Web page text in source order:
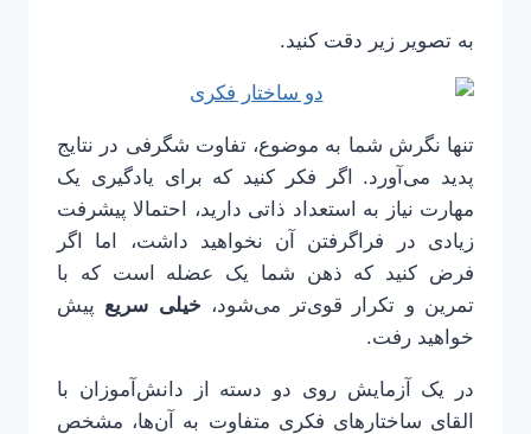
به تصویر زیر دقت کنید.
تنها نگرش شما به موضوع، تفاوت شگرفی در نتایج
پدید می‌آورد. اگر فکر کنید که برای یادگیری یک
مهارت نیاز به استعداد ذاتی دارید، احتمالا پیشرفت
زیادی در فراگرفتن آن نخواهید داشت، اما اگر
فرض کنید که ذهن شما یک عضله است که با
تمرین و تکرار قوی‌تر می‌شود، خیلی سریع پیش
خواهید رفت.
در یک آزمایش روی دو دسته از دانش‌آموزان با
القای ساختارهای فکری متفاوت به آن‌ها، مشخص